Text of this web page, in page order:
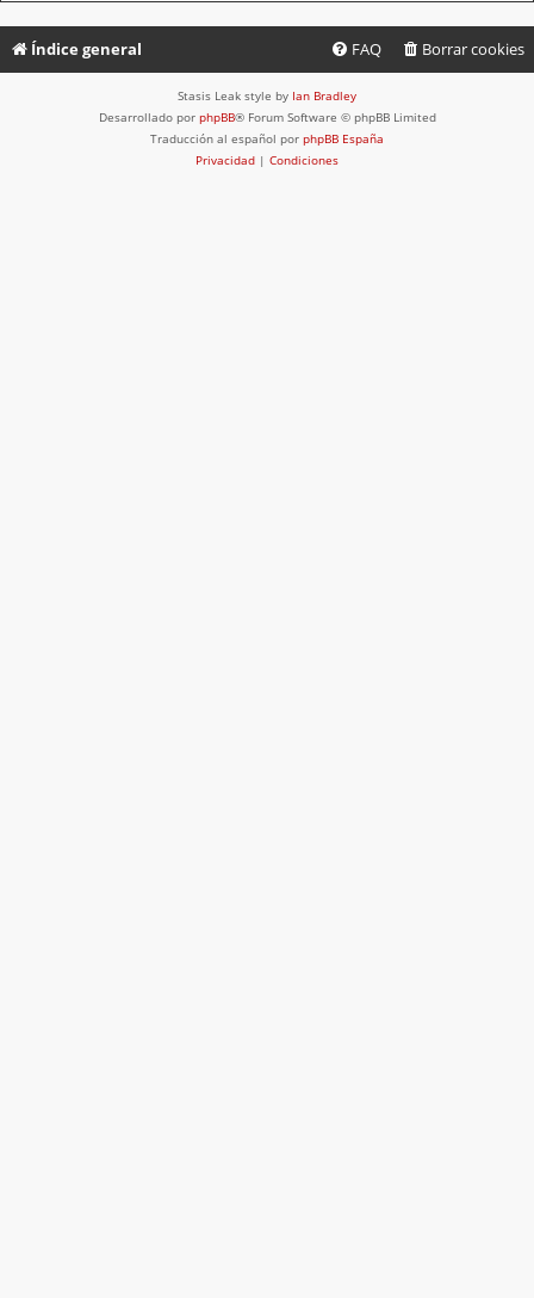
Índice general Borrar cookies
FAQ
Stasis Leak style by Ian Bradley
Desarrollado por phpBB® Forum Software © phpBB Limited
Traducción al español por phpBB España
Privacidad | Condiciones